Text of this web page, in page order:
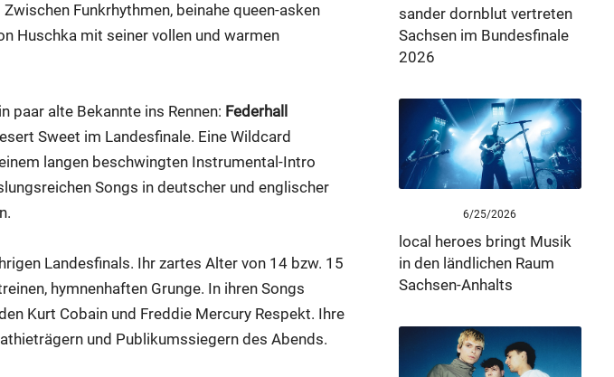
Funkrhythmen, beinahe queen-asken
Huschka mit seiner vollen und warmen
paar alte Bekannte ins Rennen: Federhall
Sweet im Landesfinale. Eine Wildcard
langen beschwingten Instrumental-Intro
Songs in deutscher und englischer
Landesfinals. Ihr zartes Alter von 14 bzw. 15
hymnenhaften Grunge. In ihren Songs
Kurt Cobain und Freddie Mercury Respekt. Ihre
und Publikumssiegern des Abends.
sander dornblut vertreten
Sachsen im Bundesfinale
2026
6/25/2026
local heroes bringt Musik
in den ländlichen Raum
Sachsen-Anhalts